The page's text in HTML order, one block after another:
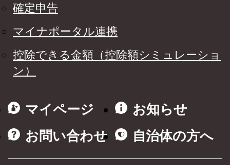
確定申告
マイナポータル連携
控除できる金額（控除額シミュレーショ
ン）
マイページ
お知らせ
お問い合わせ
自治体の方へ